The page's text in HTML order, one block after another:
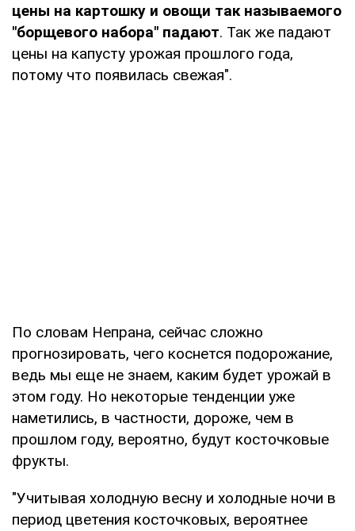
цены на картошку и овощи так называемого
"борщевого набора" падают. Так же падают
цены на капусту урожая прошлого года,
потому что появилась свежая".
По словам Непрана, сейчас сложно
прогнозировать, чего коснется подорожание,
ведь мы еще не знаем, каким будет урожай в
этом году. Но некоторые тенденции уже
наметились, в частности, дороже, чем в
прошлом году, вероятно, будут косточковые
фрукты.
"Учитывая холодную весну и холодные ночи в
период цветения косточковых, вероятнее